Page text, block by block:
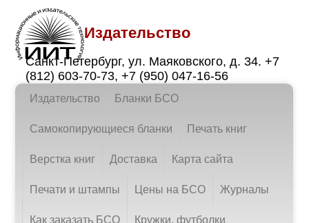
Издательство
Санкт-Петербург,ул. Маяковского, д. 34. +7
(812) 603-70-73,+7 (950) 047-16-56
Издательство Бланки БСО
Самокопирующиеся бланки Печать книг
Верстка книг Доставка Карта сайта
Печати и штампы Цены на БСО Журналы
Как заказать БСО Кружки, футболки